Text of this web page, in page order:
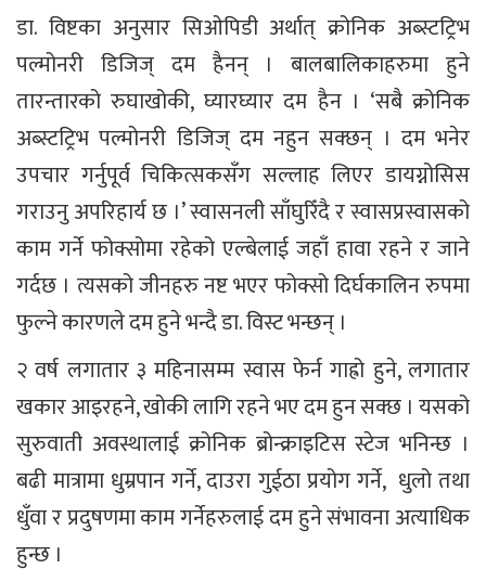
डा. विष्टका अनुसार सिओपिडी अर्थात् क्रोनिक अब्स्टट्रिभ
पल्मोनरी डिजिज् दम हैनन् । बालबालिकाहरुमा हुने
तारन्तारको रुघाखोकी, घ्यारघ्यार दम हैन । ‘सबै क्रोनिक
अब्स्टट्रिभ पल्मोनरी डिजिज् दम नहुन सक्छन् । दम भनेर
उपचार गर्नुपूर्व चिकित्सकसँग सल्लाह लिएर डायग्नोसिस
गराउनु अपरिहार्य छ ।’ स्वासनली साँघुरिँदै र स्वासप्रस्वासको
काम गर्ने फोक्सोमा रहेको एल्बेलाई जहाँ हावा रहने र जाने
गर्दछ । त्यसको जीनहरु नष्ट भएर फोक्सो दिर्घकालिन रुपमा
फुल्ने कारणले दम हुने भन्दै डा. विस्ट भन्छन् ।
२ वर्ष लगातार ३ महिनासम्म स्वास फेर्न गाह्रो हुने, लगातार
खकार आइरहने, खोकी लागि रहने भए दम हुन सक्छ । यसको
सुरुवाती अवस्थालाई क्रोनिक ब्रोन्क्राइटिस स्टेज भनिन्छ ।
बढी मात्रामा धुम्रपान गर्ने, दाउरा गुईठा प्रयोग गर्ने, धुलो तथा
धुँवा र प्रदुषणमा काम गर्नेहरुलाई दम हुने संभावना अत्याधिक
हुन्छ ।